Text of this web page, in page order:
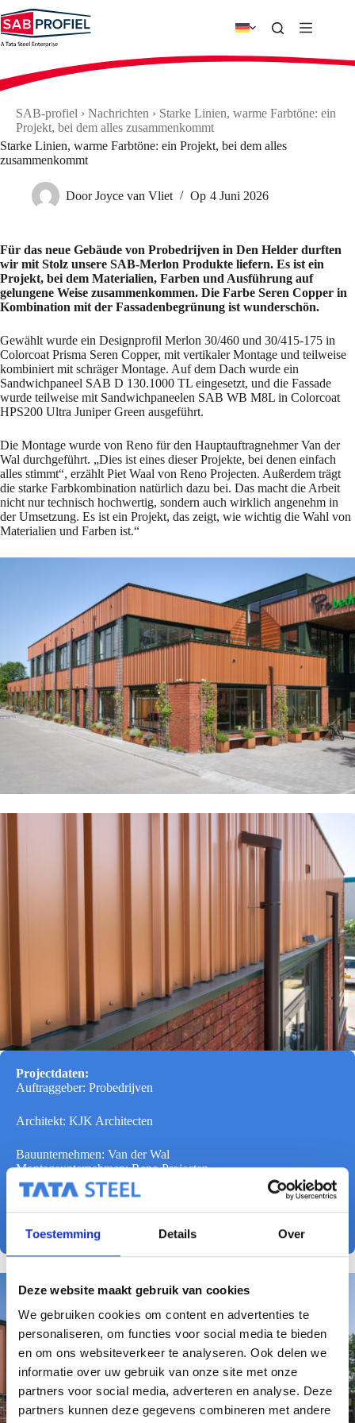
Toestemming Details Over
Deze website maakt gebruik van cookies
We gebruiken cookies om content en advertenties te
personaliseren, om functies voor social media te bieden
en om ons websiteverkeer te analyseren. Ook delen we
informatie over uw gebruik van onze site met onze
partners voor social media, adverteren en analyse. Deze
partners kunnen deze gegevens combineren met andere
Inhalt
springen
SAB-profiel › Nachrichten › Starke Linien, warme Farbtöne: ein
Projekt, bei dem alles zusammenkommt
Starke Linien, warme Farbtöne: ein Projekt, bei dem alles
zusammenkommt
Door Joyce van Vliet Op 4 Juni 2026
Für das neue Gebäude von Probedrijven in Den Helder durften
wir mit Stolz unsere SAB-Merlon Produkte liefern. Es ist ein
Projekt, bei dem Materialien, Farben und Ausführung auf
gelungene Weise zusammenkommen. Die Farbe Seren Copper in
Kombination mit der Fassadenbegrünung ist wunderschön.
Gewählt wurde ein Designprofil Merlon 30/460 und 30/415-175 in
Colorcoat Prisma Seren Copper, mit vertikaler Montage und teilweise
kombiniert mit schräger Montage. Auf dem Dach wurde ein
Sandwichpaneel SAB D 130.1000 TL eingesetzt, und die Fassade
wurde teilweise mit Sandwichpaneelen SAB WB M8L in Colorcoat
HPS200 Ultra Juniper Green ausgeführt.
Die Montage wurde von Reno für den Hauptauftragnehmer Van der
Wal durchgeführt. „Dies ist eines dieser Projekte, bei denen einfach
alles stimmt“, erzählt Piet Waal von Reno Projecten. Außerdem trägt
die starke Farbkombination natürlich dazu bei. Das macht die Arbeit
nicht nur technisch hochwertig, sondern auch wirklich angenehm in
der Umsetzung. Es ist ein Projekt, das zeigt, wie wichtig die Wahl von
Materialien und Farben ist.“
Projectdaten:
Auftraggeber: Probedrijven
Architekt: KJK Architecten
Bauunternehmen: Van der Wal
Montageunternehmen: Reno Projecten
SAB Producten: Merlon 30/460 en 30/415-175 – SAB D
130.1000 TL – Colorcoat Prisma Seren Copper & HPS200
Ultra Juniper Green